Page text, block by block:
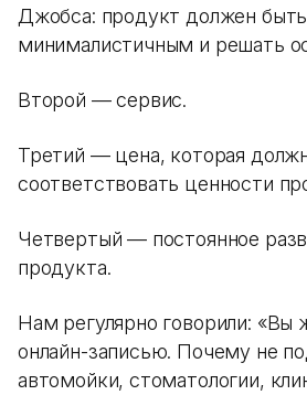
Джобса: продукт должен быть
минималистичным и решать
Второй — сервис.
Третий — цена, которая
соответствовать ценности
Четвертый — постоянное
продукта.
Нам регулярно говорили: «Вы
онлайн-записью. Почему не
автомойки, стоматологии,